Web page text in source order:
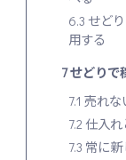
6.3 せど
用する
7せどりで
7.1 売れな
7.2 仕入れ
7.3 常に